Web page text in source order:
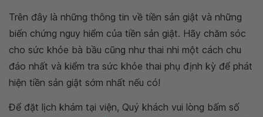
Trên đây là những thông tin về tiền sản giật và những
biến chứng nguy hiểm của tiền sản giật. Hãy chăm sóc
cho sức khỏe bà bầu cũng như thai nhi một cách chu
đáo nhất và kiểm tra sức khỏe thai phụ định kỳ để phát
hiện tiền sản giật sớm nhất nếu có!
Để đặt lịch khám tại viện, Quý khách vui lòng bấm số